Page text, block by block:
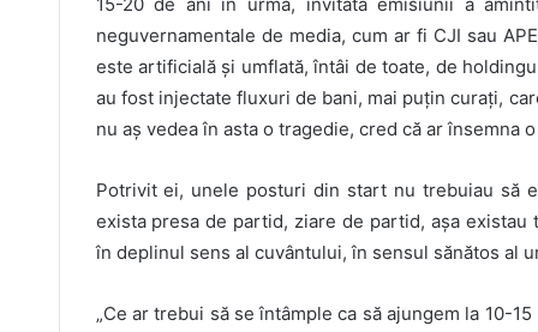
neguvernamentale de media, cum ar fi CJI sau
este artificială și umflată, întâi de toate, de
au fost injectate fluxuri de bani, mai puțin curați,
nu aș vedea în asta o tragedie, cred că ar însemna
Potrivit ei, unele posturi din start nu trebuiau să
exista presa de partid, ziare de partid, așa
în deplinul sens al cuvântului, în sensul sănătos al
„Ce ar trebui să se întâmple ca să ajungem la 10-